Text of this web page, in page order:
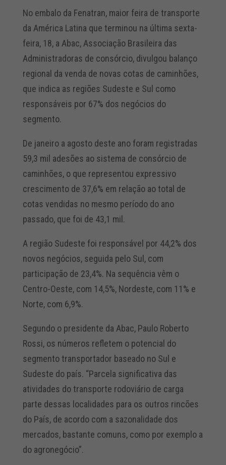
No embalo da Fenatran, maior feira de transporte
da América Latina que terminou na última sexta-
feira, 18, a Abac, Associação Brasileira das
Administradoras de consórcio, divulgou balanço
regional da venda de novas cotas de caminhões,
que indica as regiões Sudeste e Sul como
responsáveis por 67% dos negócios do
segmento.
De janeiro a agosto deste ano foram registradas
59,3 mil adesões ao sistema de consórcio de
caminhões, o que representou expressivo
crescimento de 37,6% em relação ao total de
cotas vendidas no mesmo período do ano
passado, que foi de 43,1 mil.
A região Sudeste foi responsável por 44,2% dos
novos negócios, seguida pelo Sul, com
participação de 23,4%. Na sequência vêm o
Centro-Oeste, com 14,5%, Nordeste, com 11% e
Norte, com 6,9%.
Segundo o presidente da Abac, Paulo Roberto
Rossi, os números refletem o potencial do
segmento transportador baseado no Sul e
Sudeste do país. “Parcela significativa das
atividades do transporte rodoviário de carga
parte dessas localidades para os outros rincões
do País, de acordo com a sazonalidade dos
mercados, bastante comuns, como por exemplo a
do agronegócio”.